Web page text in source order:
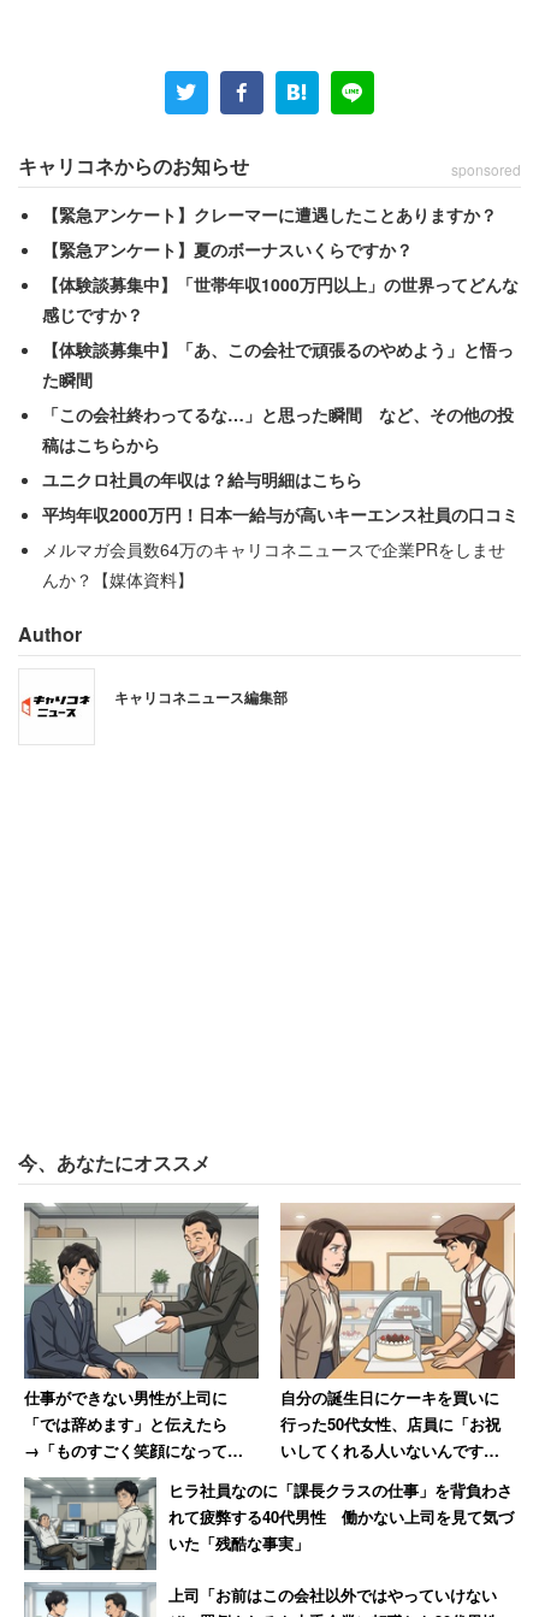
キャリコネからのお知らせ sponsored
【緊急アンケート】クレーマーに遭遇したことありますか？
【緊急アンケート】夏のボーナスいくらですか？
【体験談募集中】「世帯年収1000万円以上」の世界ってどんな
感じですか？
【体験談募集中】「あ、この会社で頑張るのやめよう」と悟っ
た瞬間
「この会社終わってるな…」と思った瞬間 など、その他の投
稿はこちらから
ユニクロ社員の年収は？給与明細はこちら
平均年収2000万円！日本一給与が高いキーエンス社員の口コミ
メルマガ会員数64万のキャリコネニュースで企業PRをしませ
んか？【媒体資料】
Author
キャリコネニュース編集部
今、あなたにオススメ
仕事ができない男性が上司に
「では辞めます」と伝えたら
→「ものすごく笑顔になって、
その場で退職届を書かされまし
た」
自分の誕生日にケーキを買いに
行った50代女性、店員に「お祝
いしてくれる人いないんです
か？」と言われて絶句
ヒラ社員なのに「課長クラスの仕事」を背負わさ
れて疲弊する40代男性 働かない上司を見て気づ
いた「残酷な事実」
上司「お前はこの会社以外ではやっていけない